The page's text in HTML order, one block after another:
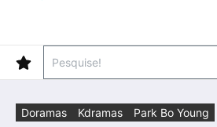
Doramas Kdramas Park Bo Young